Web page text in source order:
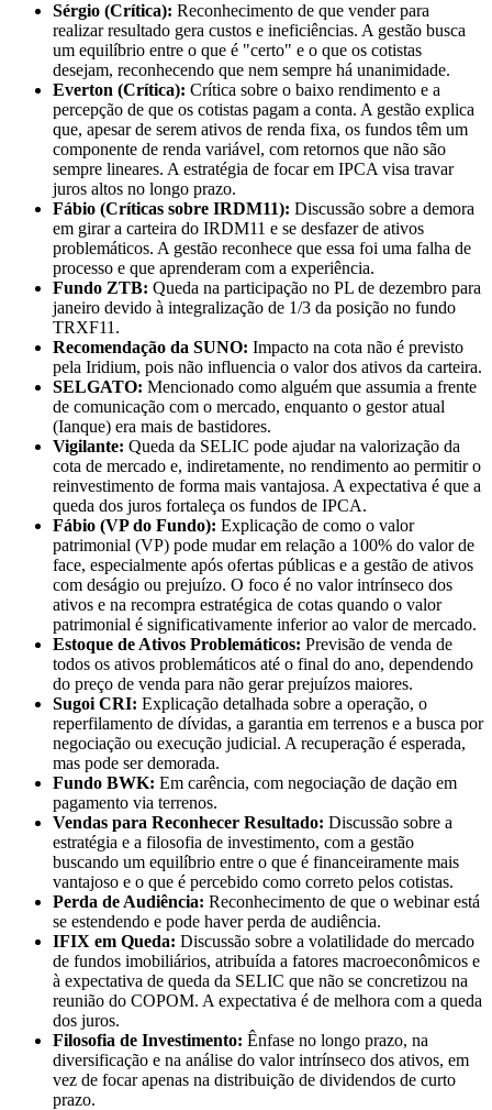
Sérgio (Crítica): Reconhecimento de que vender para
realizar resultado gera custos e ineficiências. A gestão busca
um equilíbrio entre o que é "certo" e o que os cotistas
desejam, reconhecendo que nem sempre há unanimidade.
Everton (Crítica): Crítica sobre o baixo rendimento e a
percepção de que os cotistas pagam a conta. A gestão explica
que, apesar de serem ativos de renda fixa, os fundos têm um
componente de renda variável, com retornos que não são
sempre lineares. A estratégia de focar em IPCA visa travar
juros altos no longo prazo.
Fábio (Críticas sobre IRDM11): Discussão sobre a demora
em girar a carteira do IRDM11 e se desfazer de ativos
problemáticos. A gestão reconhece que essa foi uma falha de
processo e que aprenderam com a experiência.
Fundo ZTB: Queda na participação no PL de dezembro para
janeiro devido à integralização de 1/3 da posição no fundo
TRXF11.
Recomendação da SUNO: Impacto na cota não é previsto
pela Iridium, pois não influencia o valor dos ativos da carteira.
SELGATO: Mencionado como alguém que assumia a frente
de comunicação com o mercado, enquanto o gestor atual
(Ianque) era mais de bastidores.
Vigilante: Queda da SELIC pode ajudar na valorização da
cota de mercado e, indiretamente, no rendimento ao permitir o
reinvestimento de forma mais vantajosa. A expectativa é que a
queda dos juros fortaleça os fundos de IPCA.
Fábio (VP do Fundo): Explicação de como o valor
patrimonial (VP) pode mudar em relação a 100% do valor de
face, especialmente após ofertas públicas e a gestão de ativos
com deságio ou prejuízo. O foco é no valor intrínseco dos
ativos e na recompra estratégica de cotas quando o valor
patrimonial é significativamente inferior ao valor de mercado.
Estoque de Ativos Problemáticos: Previsão de venda de
todos os ativos problemáticos até o final do ano, dependendo
do preço de venda para não gerar prejuízos maiores.
Sugoi CRI: Explicação detalhada sobre a operação, o
reperfilamento de dívidas, a garantia em terrenos e a busca por
negociação ou execução judicial. A recuperação é esperada,
mas pode ser demorada.
Fundo BWK: Em carência, com negociação de dação em
pagamento via terrenos.
Vendas para Reconhecer Resultado: Discussão sobre a
estratégia e a filosofia de investimento, com a gestão
buscando um equilíbrio entre o que é financeiramente mais
vantajoso e o que é percebido como correto pelos cotistas.
Perda de Audiência: Reconhecimento de que o webinar está
se estendendo e pode haver perda de audiência.
IFIX em Queda: Discussão sobre a volatilidade do mercado
de fundos imobiliários, atribuída a fatores macroeconômicos e
à expectativa de queda da SELIC que não se concretizou na
reunião do COPOM. A expectativa é de melhora com a queda
dos juros.
Filosofia de Investimento: Ênfase no longo prazo, na
diversificação e na análise do valor intrínseco dos ativos, em
vez de focar apenas na distribuição de dividendos de curto
prazo.